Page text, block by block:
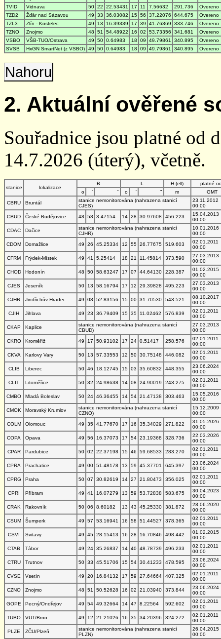
TVID
Vidnava 50 22 22.53431 17 11 7.56632 291.736
Overeno
TZD2
Žďár nad Sázavou 49 33 36.03082 15 56 37.22076 644.675
Overeno
TZL3
Zlín - Kostelec 49 13 16.39339 17 39 41.76369 333.746
Overeno
TZNO
Znojmo 48 51 54.48922 16 02 53.73356 341.681
Overeno
VSBO
VŠB-TUO/Ostrava 49 50 0.64983 18 09 49.79861 340.895
Overeno
SVSB
HxGN SmartNet (z VSBO) 49 50 0.64983 18 09 49.79861 340.895 Overeno
Nahoru
2. Aktuální ověřené
Souřadnice jsou platné od
14.7.2026 (úterý), včetně.
stanice lokalizace
B L H (ell)
platné
o
' " o ' " m
GMT
CBRU
Bruntál
stanice nemonitorována (nahrazena stanicí
CJES)
23.11.2012
00:00
CBUD
České Budějovice 48 58 3.47154 14 28 30.97608 456.223
15.04.2013
00:00
CDAC
Dačice
stanice nemonitorována (nahrazena stanicí
CJHR)
10.01.2016
00:00
CDOM
Domažlice 49 26 45.25334 12 55 26.77675 519.603
02.01.2011
00:00
CFRM
Frýdek-Místek 49 41 5.25414 18 21 11.45814 373.590
27.03.2013
00:00
CHOD
Hodonín 48 50 58.63247 17 07 44.64130 228.387
01.02.2015
00:00
CJES
Jeseník 50 13 58.16794 17 12 29.39828 495.223
27.03.2013
00:00
CJHR
Jindřichův Hradec 49 08 52.83156 15 00 31.70530 543.521
08.10.2017
00:00
CJIH
Jihlava 49 23 36.79409 15 35 11.02462 576.839
02.01.2011
00:00
CKAP
Kaplice
stanice nemonitorována (nahrazena stanicí
CBUD)
27.03.2013
00:00
CKRO
Kroměříž 49 17 50.93102 17 24 0.51417 258.576
02.01.2011
00:00
CKVA
Karlovy Vary 50 13 57.33553 12 50 30.75148 446.082
02.01.2011
00:00
CLIB
Liberec 50 46 18.12745 15 03 35.60832 448.355
23.06.2024
00:00
CLIT
Litoměřice 50 32 24.98638 14 08 24.90019 243.275
02.01.2011
00:00
CMBO
Mladá Boleslav 50 24 46.36455 14 54 21.47138 303.463
15.05.2016
00:00
CMOK
Moravský Krumlov
stanice nemonitorována (nahrazena stanicí
CZNO)
15.12.2009
00:00
COLM
Olomouc 49 35 41.77670 17 16 35.34029 271.822
31.05.2026
00:00
COPA
Opava 49 56 16.37073 17 54 23.19368 328.736
22.03.2026
00:00
CPAR
Pardubice 50 02 22.37198 15 46 59.68533 283.270
02.01.2011
00:00
CPRA
Prachatice 49 00 51.48178 13 59 45.37701 645.397
23.06.2024
00:00
CPRG
Praha 50 07 30.82619 14 27 21.80473 356.025
02.01.2011
00:00
CPRI
Příbram 49 41 16.07279 13 59 53.72838 583.675
30.04.2023
00:00
CRAK
Rakovník 50 06 8.60182 13 43 45.25330 381.872
28.06.2020
00:00
CSUM
Šumperk 49 57 53.16941 16 58 51.44527 378.365
02.01.2011
00:00
CSVI
Svitavy 49 45 28.15413 16 28 16.70846 498.442
01.02.2015
00:00
CTAB
Tábor 49 24 35.26837 14 40 48.78739 496.233
02.01.2011
00:00
CTRU
Trutnov 50 33 45.51706 15 54 30.41233 478.595
23.06.2024
00:00
CVSE
Vsetín 49 20 16.84132 17 59 27.64664 407.325
02.01.2011
00:00
CZNO
Znojmo 48 51 50.52628 16 02 21.03940 373.844
23.06.2024
00:00
GOPE
Pecný/Ondřejov 49 54 49.32664 14 47 8.22564 592.602
02.01.2011
00:00
TUBO
VUT/Brno 49 12 21.21026 16 35 34.20396 324.272
02.01.2011
00:00
PLZE
ZČU/Plzeň
stanice nemonitorována (nahrazena stanicí
PLZN)
26.04.2015
00:00